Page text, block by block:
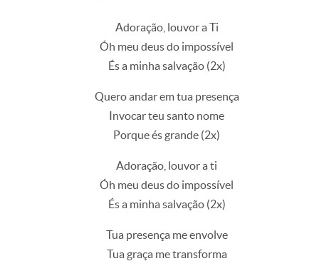
Adoração, louvor a Ti
Óh meu deus do impossível
És a minha salvação (2x)
Quero andar em tua presença
Invocar teu santo nome
Porque és grande (2x)
Adoração, louvor a ti
Óh meu deus do impossível
És a minha salvação (2x)
Tua presença me envolve
Tua graça me transforma